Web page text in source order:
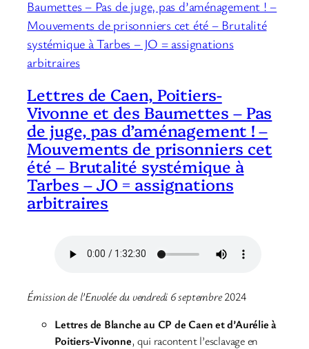
Lettres de Caen, Poitiers-
Vivonne et des Baumettes – Pas
de juge, pas d’aménagement ! –
Mouvements de prisonniers cet
été – Brutalité systémique à
Tarbes – JO = assignations
arbitraires
Émission de l’Envolée du vendredi 6 septembre2024
Lettres de Blanche au CP de Caen et d’Aurélie à
Poitiers-Vivonne, qui racontent l’esclavage en